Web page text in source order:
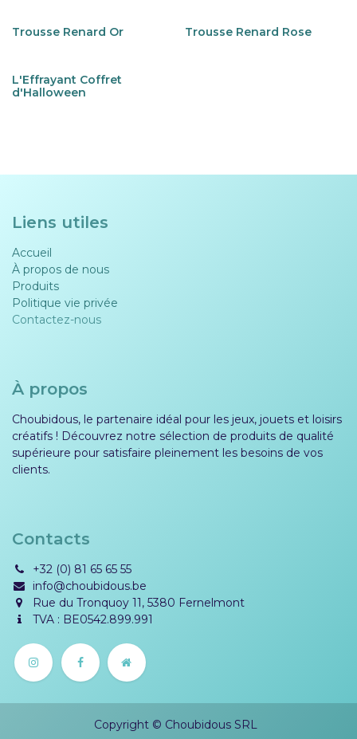
Trousse Renard Or Trousse Renard Rose
L'Effrayant Coffret
d'Halloween
Liens utiles
Accueil
À propos de nous
Produits
Politique vie privée​​
Contactez-nous
À propos
Choubidous, le partenaire idéal pour les jeux, jouets et loisirs
créatifs ! Découvrez notre sélection de produits de qualité
supérieure pour satisfaire pleinement les besoins de vos
clients.
Contacts
+32 (0) 81 65 65 55
info@choubidous.be
Rue du Tronquoy 11, 5380 Fernelmont
TVA : BE0542.899.991
Copyright © Choubidous SRL